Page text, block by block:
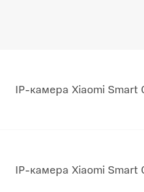
IP-камера Xiaomi Smart
IP-камера Xiaomi Smart